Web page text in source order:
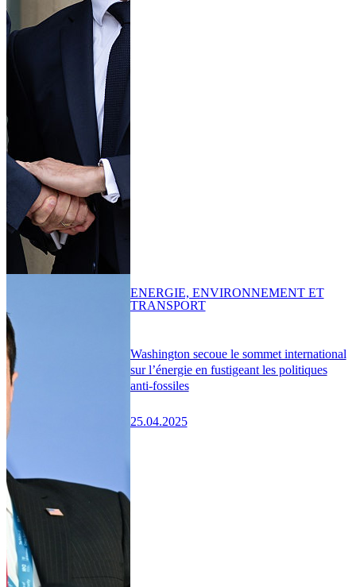
Washington secoue le sommet international
sur l’énergie en fustigeant les politiques
anti-fossiles
25.04.2025
ENERGIE, ENVIRONNEMENT ET
TRANSPORT